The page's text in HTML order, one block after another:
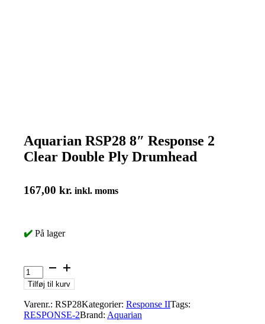
Aquarian RSP28 8″ Response 2
Clear Double Ply Drumhead
167,00 kr. inkl. moms
✔️ På lager
Aquarian
RSP28
8"
2
Clear
Tilføj til kurv
Varenr.: RSP28Kategorier: Response IITags:
RESPONSE-2Brand: Aquarian